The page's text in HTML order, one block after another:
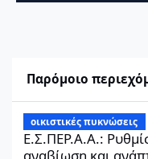
Παρόμοιο
οικιστικές πυκνώσεις
Ε.Σ.ΠΕΡ.Α.Α.:
αναβίωση και